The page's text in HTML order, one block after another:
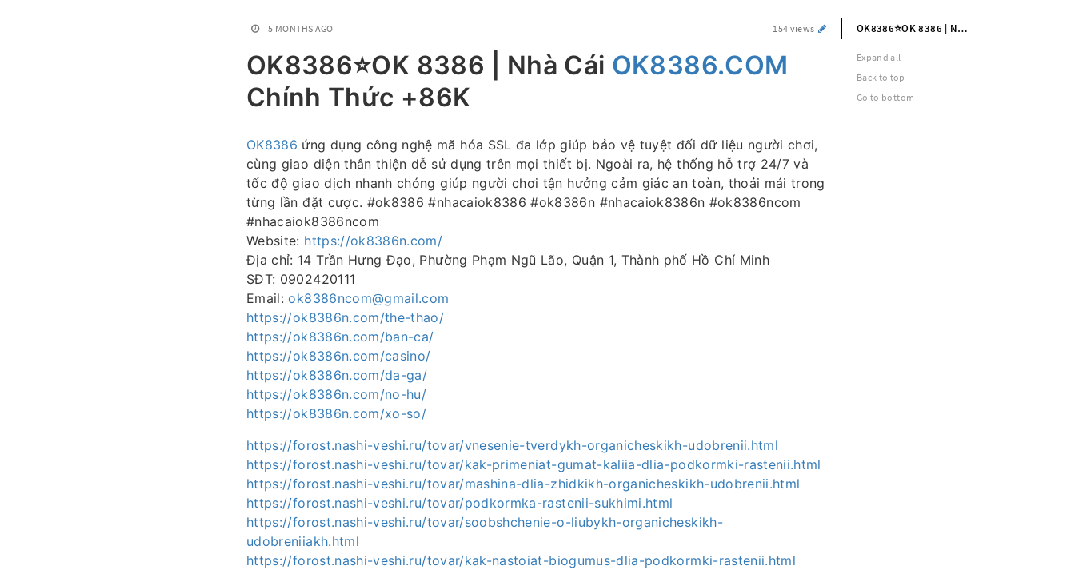
5 MONTHS AGO 154 views
OK8386⭐️OK 8386 | Nhà Cái OK8386.COM
Chính Thức +86K
OK8386 ứng dụng công nghệ mã hóa SSL đa lớp giúp bảo vệ tuyệt đối dữ liệu người chơi,
cùng giao diện thân thiện dễ sử dụng trên mọi thiết bị. Ngoài ra, hệ thống hỗ trợ 24/7 và
tốc độ giao dịch nhanh chóng giúp người chơi tận hưởng cảm giác an toàn, thoải mái trong
từng lần đặt cược. #ok8386 #nhacaiok8386 #ok8386n #nhacaiok8386n #ok8386ncom
#nhacaiok8386ncom
Website: https://ok8386n.com/
Địa chỉ: 14 Trần Hưng Đạo, Phường Phạm Ngũ Lão, Quận 1, Thành phố Hồ Chí Minh
SĐT: 0902420111
Email:ok8386ncom@gmail.com
https://ok8386n.com/the-thao/
https://ok8386n.com/ban-ca/
https://ok8386n.com/casino/
https://ok8386n.com/da-ga/
https://ok8386n.com/no-hu/
https://ok8386n.com/xo-so/
https://forost.nashi-veshi.ru/tovar/vnesenie-tverdykh-organicheskikh-udobrenii.html
https://forost.nashi-veshi.ru/tovar/kak-primeniat-gumat-kaliia-dlia-podkormki-rastenii.html
https://forost.nashi-veshi.ru/tovar/mashina-dlia-zhidkikh-organicheskikh-udobrenii.html
https://forost.nashi-veshi.ru/tovar/podkormka-rastenii-sukhimi.html
https://forost.nashi-veshi.ru/tovar/soobshchenie-o-liubykh-organicheskikh-
udobreniiakh.html
https://forost.nashi-veshi.ru/tovar/kak-nastoiat-biogumus-dlia-podkormki-rastenii.html
OK8386⭐️OK 8386 | Nhà Cái OK8386.COM Chính Thức +86K
Expand all
Back to top
Go to bottom